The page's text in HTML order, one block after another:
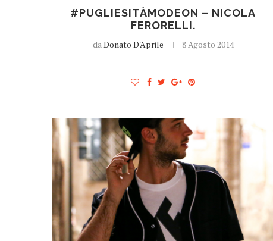
#PUGLIESITÀMODEON – NICOLA
FERORELLI.
da Donato D'Aprile 8 Agosto 2014